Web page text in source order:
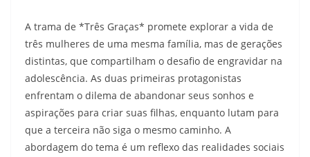
A trama de *Três Graças* promete explorar a vida de
três mulheres de uma mesma família, mas de gerações
distintas, que compartilham o desafio de engravidar na
adolescência. As duas primeiras protagonistas
enfrentam o dilema de abandonar seus sonhos e
aspirações para criar suas filhas, enquanto lutam para
que a terceira não siga o mesmo caminho. A
abordagem do tema é um reflexo das realidades sociais